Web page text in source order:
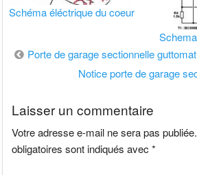
Schéma éléctrique du coeur
Navigation
Porte de garage sectionnelle guttomat
Notice porte de garage
Laisser un commentaire
Votre adresse e-mail ne sera pas publiée.
obligatoires sont indiqués avec*